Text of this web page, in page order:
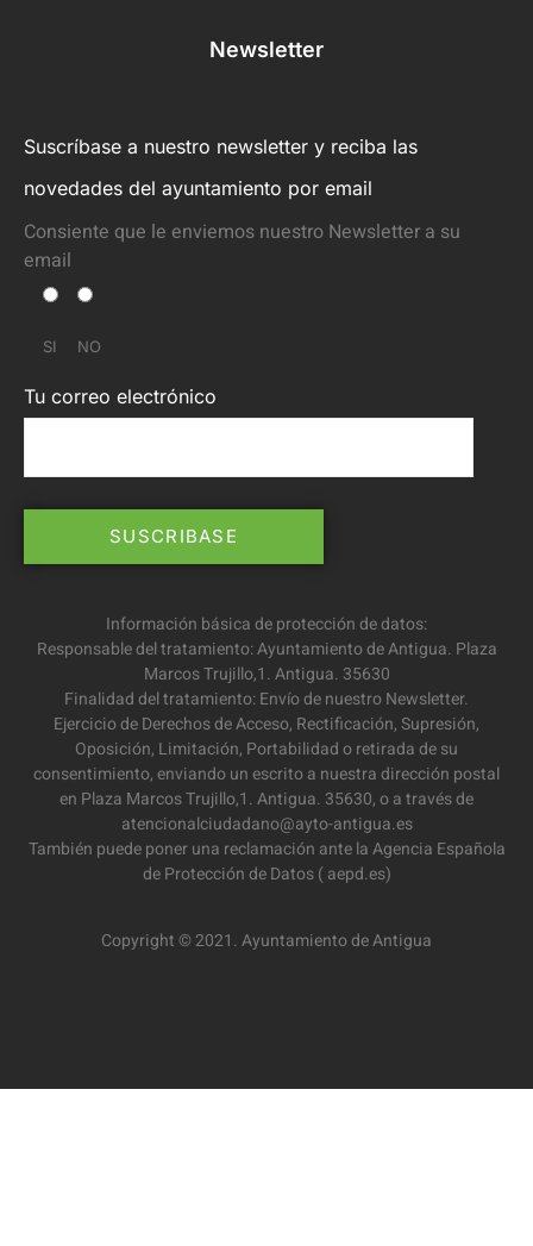
Newsletter
Suscríbase a nuestro newsletter y reciba las
novedades del ayuntamiento por email
Consiente que le enviemos nuestro Newsletter a su
email
SI NO
Tu correo electrónico
Información básica de protección de datos:
Responsable del tratamiento: Ayuntamiento de Antigua. Plaza
Marcos Trujillo,1. Antigua. 35630
Finalidad del tratamiento: Envío de nuestro Newsletter.
Ejercicio de Derechos de Acceso, Rectificación, Supresión,
Oposición, Limitación, Portabilidad o retirada de su
consentimiento, enviando un escrito a nuestra dirección postal
en Plaza Marcos Trujillo,1. Antigua. 35630, o a través de
atencionalciudadano@ayto-antigua.es
También puede poner una reclamación ante la Agencia Española
de Protección de Datos ( aepd.es)
Copyright © 2021. Ayuntamiento de Antigua